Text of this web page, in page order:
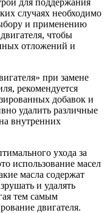
случаях необходимо
и применению
чтобы
отложений и
при замене
рекомендуется
добавок и
удалить различные
внутренних
ухода за
использование масел
масла содержат
и удалять
тем самым
двигателя.